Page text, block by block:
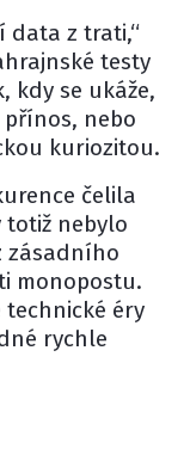
data z trati,“
testy
kdy se ukáže,
přínos, nebo
kuriozitou.
čelila
totiž nebylo
zásadního
monopostu.
technické éry
rychle